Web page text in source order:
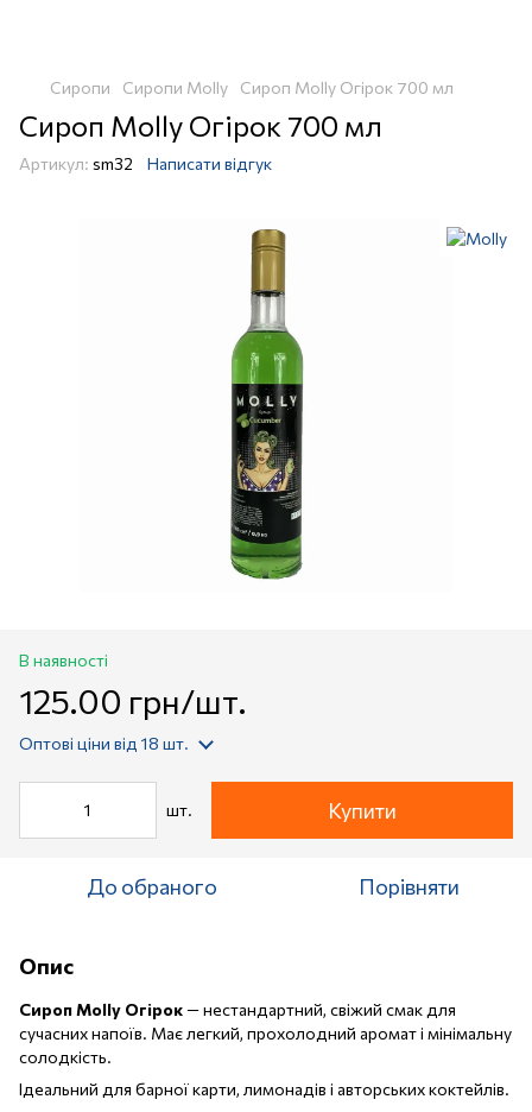
Сиропи Сиропи Molly Сироп Molly Огірок 700 мл
Сироп Molly Огірок 700 мл
Артикул: sm32 Написати відгук
В наявності
125.00 грн/шт.
Оптові ціни від 18 шт.
шт. Купити
До обраного Порівняти
Опис
Сироп Molly Огірок— нестандартний, свіжий смак для
сучасних напоїв. Має легкий, прохолодний аромат і мінімальну
солодкість.
Ідеальний для барної карти, лимонадів і авторських коктейлів.